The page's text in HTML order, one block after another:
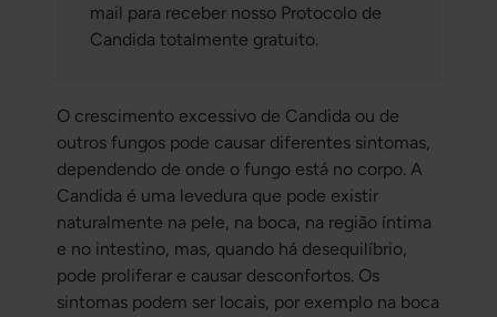
mail para receber nosso Protocolo de
Candida totalmente gratuito.
O crescimento excessivo de Candida ou de
outros fungos pode causar diferentes sintomas,
dependendo de onde o fungo está no corpo. A
Candida é uma levedura que pode existir
naturalmente na pele, na boca, na região íntima
e no intestino, mas, quando há desequilíbrio,
pode proliferar e causar desconfortos. Os
sintomas podem ser locais, por exemplo na boca